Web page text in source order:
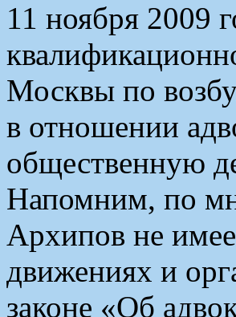
11 ноября 2009
Москвы по
в отношении
общественную
Напомним, по
Архипов не
движениях и
законе «Об